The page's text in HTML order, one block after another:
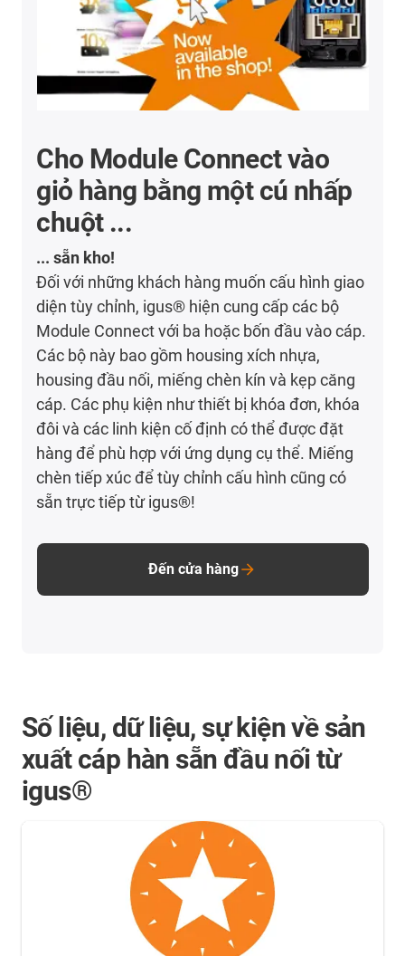
Cho Module Connect vào
giỏ hàng bằng một cú nhấp
chuột ...
... sẵn kho!
Đối với những khách hàng muốn cấu hình giao
diện tùy chỉnh, igus® hiện cung cấp các bộ
Module Connect với ba hoặc bốn đầu vào cáp.
Các bộ này bao gồm housing xích nhựa,
housing đầu nối, miếng chèn kín và kẹp căng
cáp. Các phụ kiện như thiết bị khóa đơn, khóa
đôi và các linh kiện cố định có thể được đặt
hàng để phù hợp với ứng dụng cụ thể. Miếng
chèn tiếp xúc để tùy chỉnh cấu hình cũng có
sẵn trực tiếp từ igus®!
Đến cửa hàng
Số liệu, dữ liệu, sự kiện về sản
xuất cáp hàn sẵn đầu nối từ
igus®